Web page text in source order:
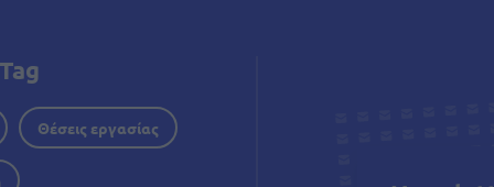
Θέσεις εργασίας